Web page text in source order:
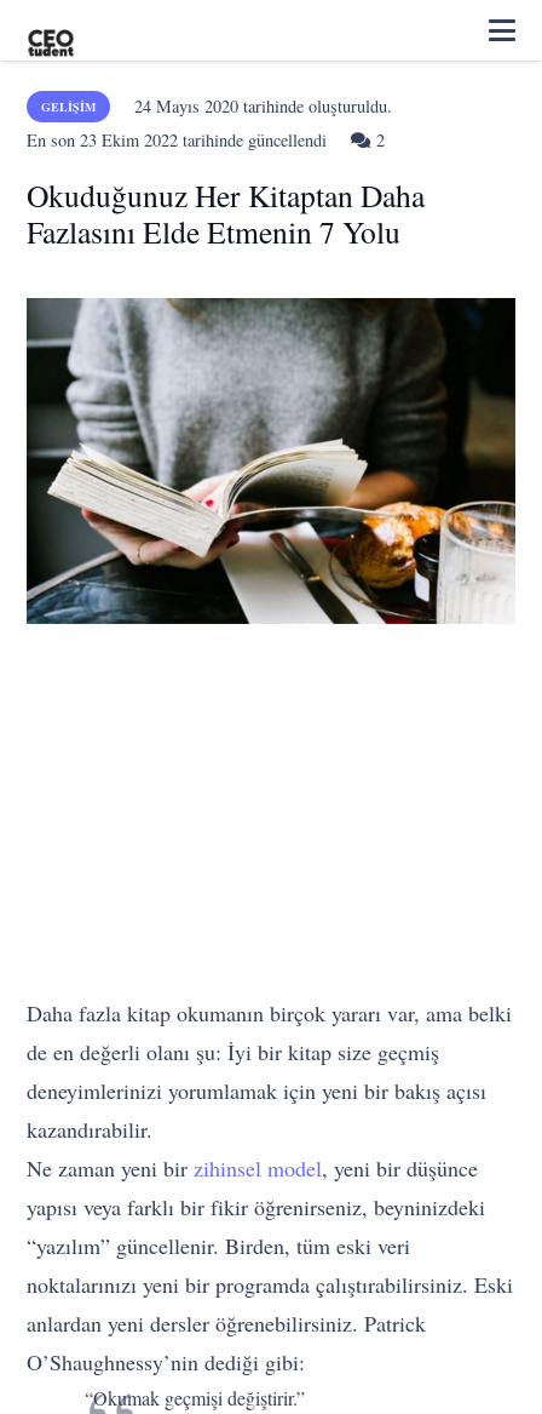
GELIŞIM 24 Mayıs 2020tarihinde oluşturuldu.
En son23 Ekim 2022 tarihinde güncellendi 2Yorum
Okuduğunuz Her Kitaptan Daha
Fazlasını Elde Etmenin 7 Yolu
Daha fazla kitap okumanın birçok yararı var, ama belki
de en değerli olanı şu: İyi bir kitap size geçmiş
deneyimlerinizi yorumlamak için yeni bir bakış açısı
kazandırabilir.
Ne zaman yeni birzihinsel model, yeni bir düşünce
yapısı veya farklı bir fikir öğrenirseniz, beyninizdeki
“yazılım” güncellenir. Birden, tüm eski veri
noktalarınızı yeni bir programda çalıştırabilirsiniz. Eski
anlardan yeni dersler öğrenebilirsiniz. Patrick
O’Shaughnessy’nin dediği gibi:
“Okumak geçmişi değiştirir.”